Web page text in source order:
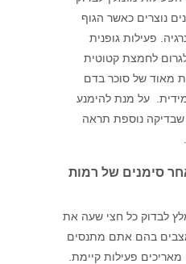
נוצרים כאשר הגוף
פעילות גופנית
לחמצת קטוטית
מאוד של סוכר בדם
על מנת להימנע
שבדיקה נוספת תראה
סימנים של רמות
לבדוק כל חצי שעה את
בהם אתם מתנסים
פעילות קיימת.